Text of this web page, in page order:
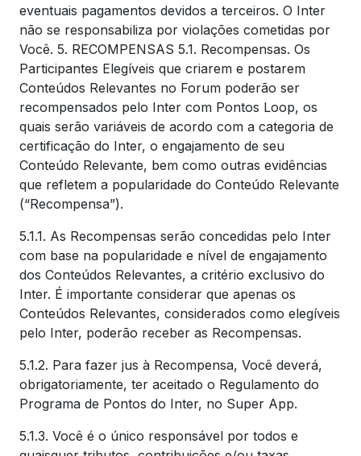
eventuais pagamentos devidos a terceiros. O Inter
não se responsabiliza por violações cometidas por
Você. 5. RECOMPENSAS 5.1. Recompensas. Os
Participantes Elegíveis que criarem e postarem
Conteúdos Relevantes no Forum poderão ser
recompensados pelo Inter com Pontos Loop, os
quais serão variáveis de acordo com a categoria de
certificação do Inter, o engajamento de seu
Conteúdo Relevante, bem como outras evidências
que refletem a popularidade do Conteúdo Relevante
(“Recompensa”).
5.1.1. As Recompensas serão concedidas pelo Inter
com base na popularidade e nível de engajamento
dos Conteúdos Relevantes, a critério exclusivo do
Inter. É importante considerar que apenas os
Conteúdos Relevantes, considerados como elegíveis
pelo Inter, poderão receber as Recompensas.
5.1.2. Para fazer jus à Recompensa, Você deverá,
obrigatoriamente, ter aceitado o Regulamento do
Programa de Pontos do Inter, no Super App.
5.1.3. Você é o único responsável por todos e